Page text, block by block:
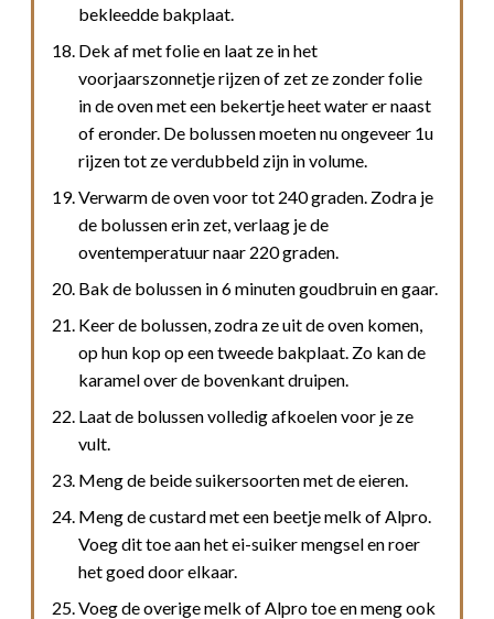
bekleedde bakplaat.
Dek af met folie en laat ze in het
voorjaarszonnetje rijzen of zet ze zonder folie
in de oven met een bekertje heet water er naast
of eronder. De bolussen moeten nu ongeveer 1u
rijzen tot ze verdubbeld zijn in volume.
Verwarm de oven voor tot 240 graden. Zodra je
de bolussen erin zet, verlaag je de
oventemperatuur naar 220 graden.
Bak de bolussen in 6 minuten goudbruin en gaar.
Keer de bolussen, zodra ze uit de oven komen,
op hun kop op een tweede bakplaat. Zo kan de
karamel over de bovenkant druipen.
Laat de bolussen volledig afkoelen voor je ze
vult.
Meng de beide suikersoorten met de eieren.
Meng de custard met een beetje melk of Alpro.
Voeg dit toe aan het ei-suiker mengsel en roer
het goed door elkaar.
Voeg de overige melk of Alpro toe en meng ook